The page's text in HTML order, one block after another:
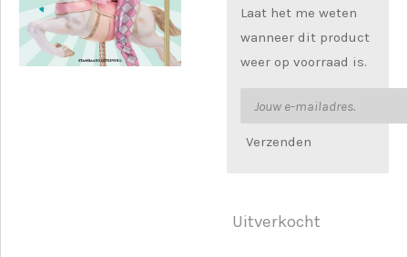
Laat het me weten
wanneer dit product
weer op voorraad is.
Verzenden
Uitverkocht